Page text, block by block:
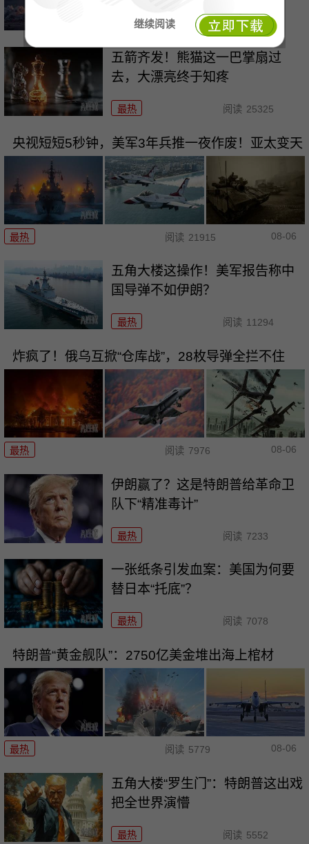
继续阅读
最热 阅读 3838
五箭齐发！熊猫这一巴掌扇过
去，大漂亮终于知疼
最热 阅读 25325
央视短短5秒钟，美军3年兵推一夜作废！亚太变天
最热 阅读 21915 08-06
五角大楼这操作！美军报告称中
国导弹不如伊朗？
最热 阅读 11294
炸疯了！俄乌互掀“仓库战”，28枚导弹全拦不住
最热 阅读 7976 08-06
伊朗赢了？这是特朗普给革命卫
队下“精准毒计”
最热 阅读 7233
一张纸条引发血案：美国为何要
替日本“托底”？
最热 阅读 7078
特朗普“黄金舰队”：2750亿美金堆出海上棺材
最热 阅读 5779 08-06
五角大楼“罗生门”：特朗普这出戏
把全世界演懵
最热 阅读 5552